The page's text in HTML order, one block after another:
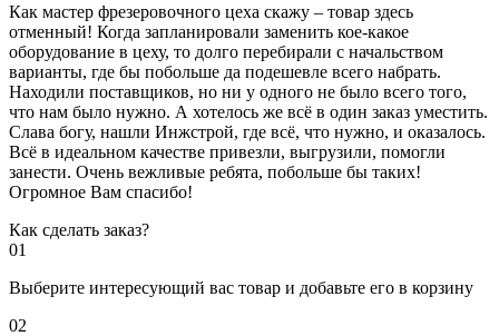
Как мастер фрезеровочного цеха скажу – товар здесь
отменный! Когда запланировали заменить кое-какое
оборудование в цеху, то долго перебирали с начальством
варианты, где бы побольше да подешевле всего набрать.
Находили поставщиков, но ни у одного не было всего того,
что нам было нужно. А хотелось же всё в один заказ уместить.
Слава богу, нашли Инжстрой, где всё, что нужно, и оказалось.
Всё в идеальном качестве привезли, выгрузили, помогли
занести. Очень вежливые ребята, побольше бы таких!
Огромное Вам спасибо!
Как сделать заказ?
01
Выберите интересующий вас товар и добавьте его в корзину
02